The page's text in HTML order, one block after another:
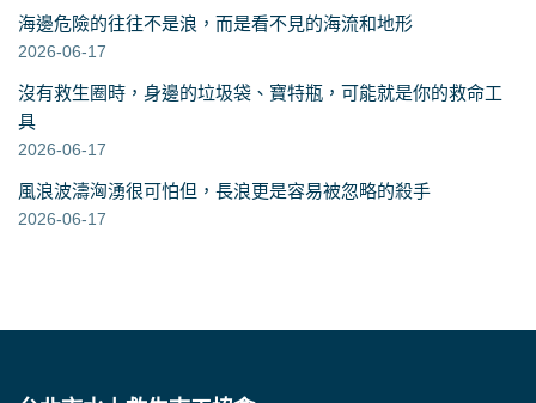
海邊危險的往往不是浪，而是看不見的海流和地形
2026-06-17
沒有救生圈時，身邊的垃圾袋、寶特瓶，可能就是你的救命工
具
2026-06-17
風浪波濤洶湧很可怕但，長浪更是容易被忽略的殺手
2026-06-17